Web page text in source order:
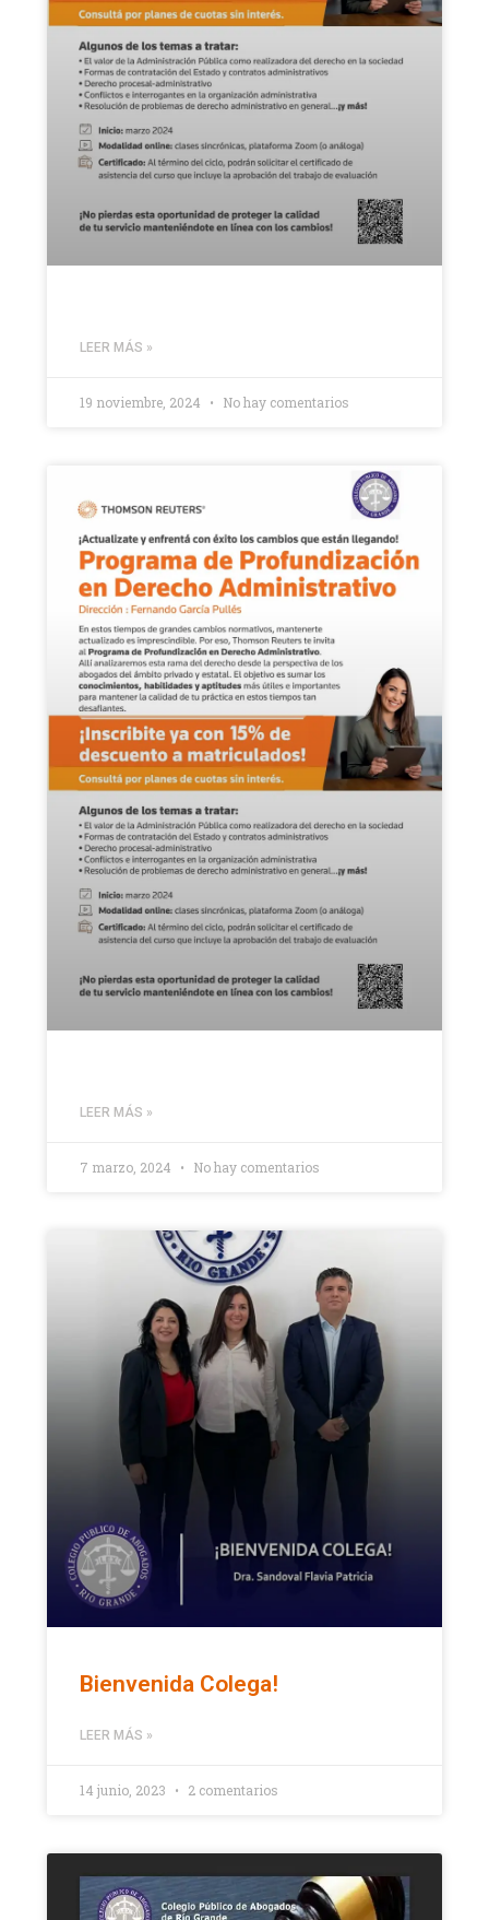
LEER MÁS »
19 noviembre, 2024 No hay comentarios
LEER MÁS »
7 marzo, 2024 No hay comentarios
Bienvenida Colega!
LEER MÁS »
14 junio, 2023 2 comentarios